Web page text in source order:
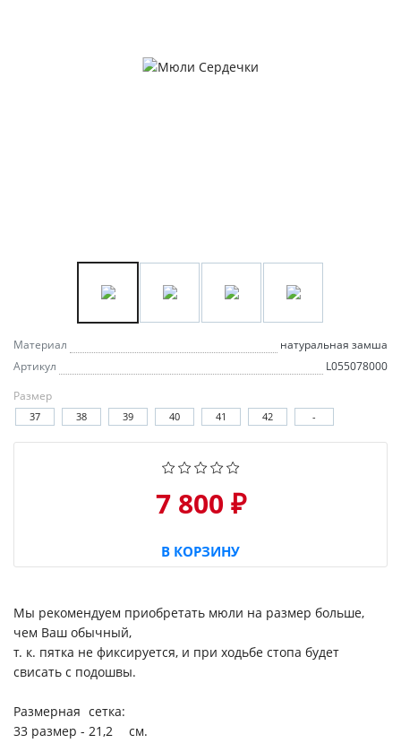
Материал
натуральная замша
Артикул
L055078000
Размер
37 38 39 40 41 42 -
7 800 ₽
В КОРЗИНУ
Мы рекомендуем приобретать мюли на размер больше,
чем Ваш обычный,
т. к. пятка не фиксируется, и при ходьбе стопа будет
свисать с подошвы.
Размерная сетка:
33 размер - 21,2
см.